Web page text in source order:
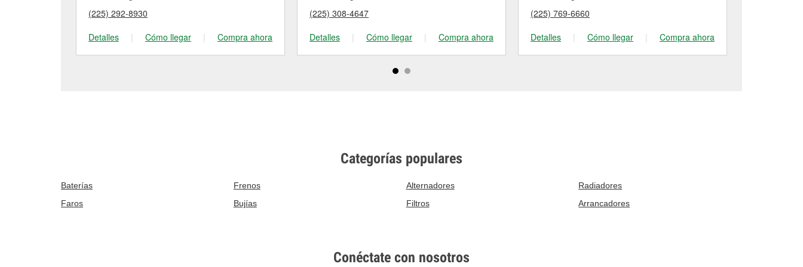
(225) 292-8930
Detalles
| Cómo llegar | Compra ahora
(225) 308-4647
Detalles
| Cómo llegar | Compra ahora
(225) 769-6660
Detalles
| Cómo llegar | Compra ahora
Categorías populares
Baterías Frenos Alternadores
Radiadores
Faros
Bujías Filtros Arrancadores
Conéctate con nosotros